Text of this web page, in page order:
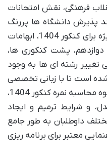
فرهنگی، نقش امتحانات
پذیرش دانشگاه ها پررنگ
تر شده است. این تغییرات، به ویژه برای کنکور 1404، ابهامات
دوازدهم، پشت کنکوری ها،
تغییر رشته ای ها به وجود
است تا با زبانی تخصصی
اما قابل فهم، تمامی جنبه های نحوه محاسبه نمره کنکور 1404،
و شرایط ترمیم و ایجاد
داوطلبان به طور جامع
معتبر برای برنامه ریزی